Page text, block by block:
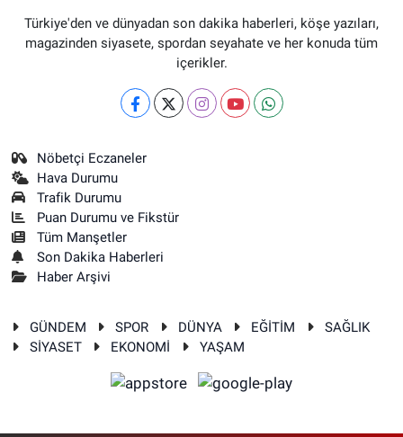
Türkiye'den ve dünyadan son dakika haberleri, köşe yazıları,
magazinden siyasete, spordan seyahate ve her konuda tüm
içerikler.
Nöbetçi Eczaneler
Hava Durumu
Trafik Durumu
Puan Durumu ve Fikstür
Tüm Manşetler
Son Dakika Haberleri
Haber Arşivi
GÜNDEM SPOR DÜNYA EĞİTİM
SAĞLIK
SİYASET
EKONOMİ YAŞAM